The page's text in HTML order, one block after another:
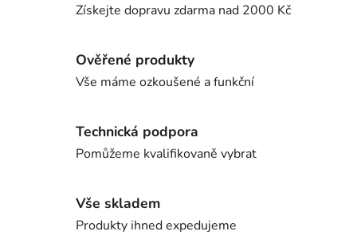
Získejte dopravu zdarma nad 2000 Kč
Ověřené produkty
Vše máme ozkoušené a funkční
Technická podpora
Pomůžeme kvalifikovaně vybrat
Vše skladem
Produkty ihned expedujeme